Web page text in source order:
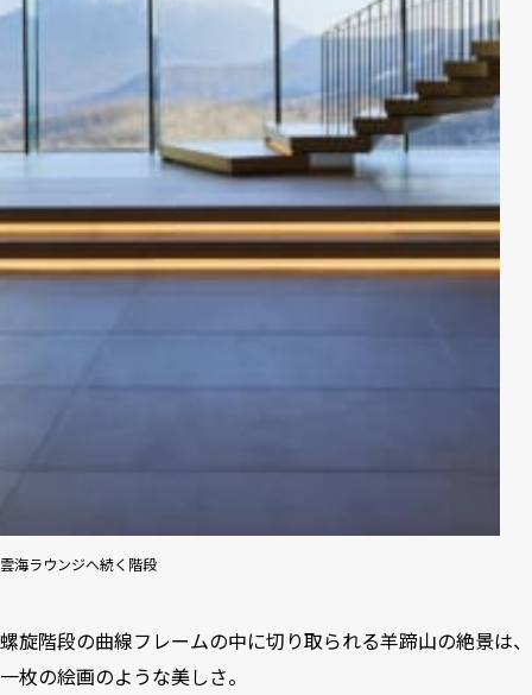
雲海ラウンジへ続く階段
螺旋階段の曲線フレームの中に切り取られる羊蹄山の絶景は、
一枚の絵画のような美しさ。